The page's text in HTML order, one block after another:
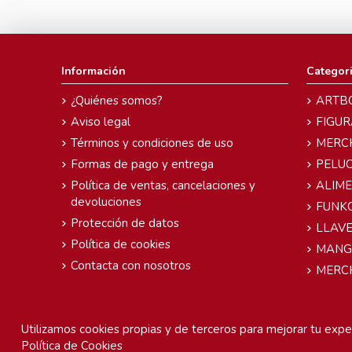
Información
¿Quiénes somos?
Aviso legal
Términos y condiciones de uso
Formas de pago y entrega
Política de ventas, cancelaciones y
devoluciones
Protección de datos
Política de cookies
Contacta con nosotros
Utilizamos cookies propias y de terceros para mejorar tu
Política de Cookies